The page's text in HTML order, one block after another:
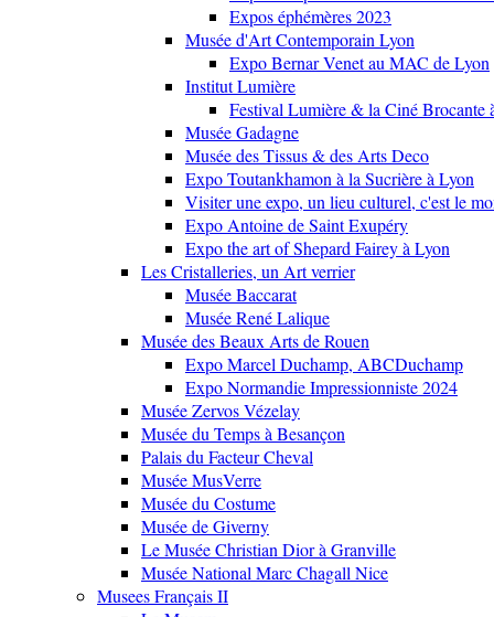
Expos éphémères 2023
Musée d'Art Contemporain Lyon
Expo Bernar Venet au MAC de Lyon
Institut Lumière
Festival Lumière & la Ciné Brocante
Musée Gadagne
Musée des Tissus & des Arts Deco
Expo Toutankhamon à la Sucrière à Lyon
Visiter une expo, un lieu culturel, c'est le
Expo Antoine de Saint Exupéry
Expo the art of Shepard Fairey à Lyon
Les Cristalleries, un Art verrier
Musée Baccarat
Musée René Lalique
Musée des Beaux Arts de Rouen
Expo Marcel Duchamp, ABCDuchamp
Expo Normandie Impressionniste 2024
Musée Zervos Vézelay
Musée du Temps à Besançon
Palais du Facteur Cheval
Musée MusVerre
Musée du Costume
Musée de Giverny
Le Musée Christian Dior à Granville
Musée National Marc Chagall Nice
Musees Français II